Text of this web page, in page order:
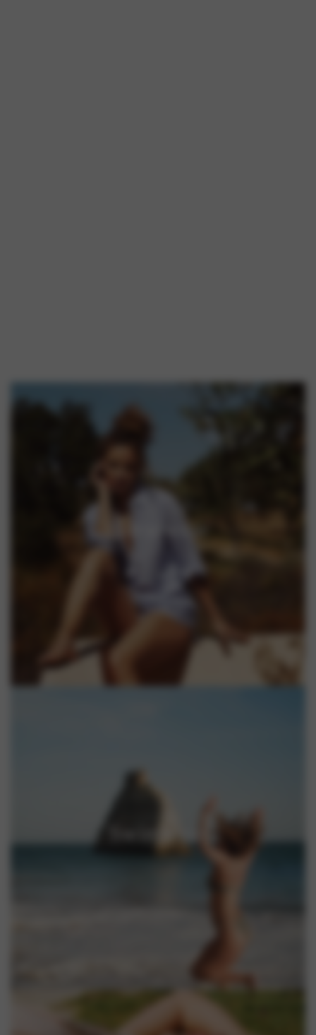
Homewear
Swimwear